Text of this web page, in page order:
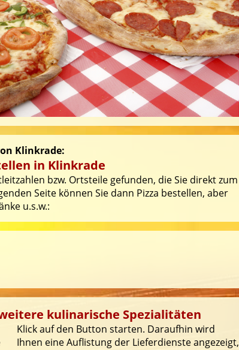
Klinkrade:
in Klinkrade
bzw. Ortsteile gefunden, die Sie direkt zum
Seite können Sie dann Pizza bestellen, aber
u.s.w.:
kulinarische Spezialitäten
Klick auf den Button starten. Daraufhin wird
Ihnen eine Auflistung der Lieferdienste angezeigt,